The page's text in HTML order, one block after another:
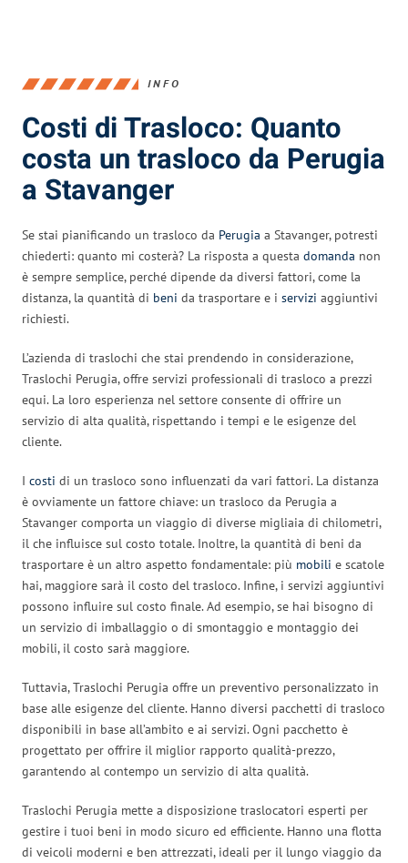
INFO
Costi di Trasloco: Quanto
costa un trasloco da Perugia
a Stavanger
Se stai pianificando un trasloco da Perugia a Stavanger, potresti
chiederti: quanto mi costerà? La risposta a questa domanda non
è sempre semplice, perché dipende da diversi fattori, come la
distanza, la quantità di beni da trasportare e i servizi aggiuntivi
richiesti.
L’azienda di traslochi che stai prendendo in considerazione,
Traslochi Perugia, offre servizi professionali di trasloco a prezzi
equi. La loro esperienza nel settore consente di offrire un
servizio di alta qualità, rispettando i tempi e le esigenze del
cliente.
I costi di un trasloco sono influenzati da vari fattori. La distanza
è ovviamente un fattore chiave: un trasloco da Perugia a
Stavanger comporta un viaggio di diverse migliaia di chilometri,
il che influisce sul costo totale. Inoltre, la quantità di beni da
trasportare è un altro aspetto fondamentale: più mobili e scatole
hai, maggiore sarà il costo del trasloco. Infine, i servizi aggiuntivi
possono influire sul costo finale. Ad esempio, se hai bisogno di
un servizio di imballaggio o di smontaggio e montaggio dei
mobili, il costo sarà maggiore.
Tuttavia, Traslochi Perugia offre un preventivo personalizzato in
base alle esigenze del cliente. Hanno diversi pacchetti di trasloco
disponibili in base all’ambito e ai servizi. Ogni pacchetto è
progettato per offrire il miglior rapporto qualità-prezzo,
garantendo al contempo un servizio di alta qualità.
Traslochi Perugia mette a disposizione traslocatori esperti per
gestire i tuoi beni in modo sicuro ed efficiente. Hanno una flotta
di veicoli moderni e ben attrezzati, ideali per il lungo viaggio da